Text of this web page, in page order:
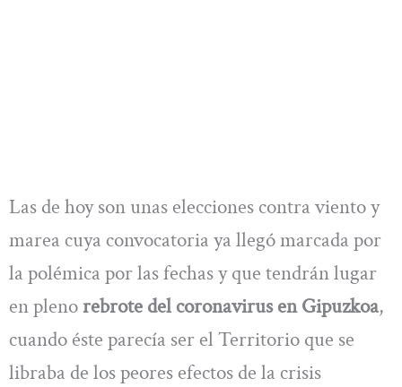
Las de hoy son unas elecciones contra viento y
marea cuya convocatoria ya llegó marcada por
la polémica por las fechas y que tendrán lugar
en pleno rebrote del coronavirus en Gipuzkoa,
cuando éste parecía ser el Territorio que se
libraba de los peores efectos de la crisis